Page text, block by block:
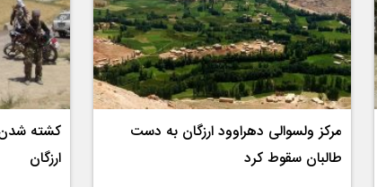
مرکز ولسوالی دهراوود ارزگان به دست
طالبان سقوط کرد
ارزگان